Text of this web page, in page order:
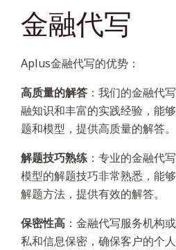
金融代写
Aplus金融代写的优势：
高质量的解答 ：我们的金融代
融知识和丰富的实践经验，能
题和模型，提供高质量的解答。
解题技巧熟练 ：专业的金融代
模型的解题技巧非常熟悉，能
解题方法，提供有效的解答。
保密性高 ：金融代写服务机构
私和信息保密，确保客户的个